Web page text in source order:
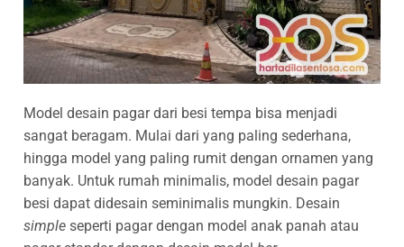
Model desain pagar dari besi tempa bisa menjadi
sangat beragam. Mulai dari yang paling sederhana,
hingga model yang paling rumit dengan ornamen yang
banyak. Untuk rumah minimalis, model desain pagar
besi dapat didesain seminimalis mungkin. Desain
simple seperti pagar dengan model anak panah atau